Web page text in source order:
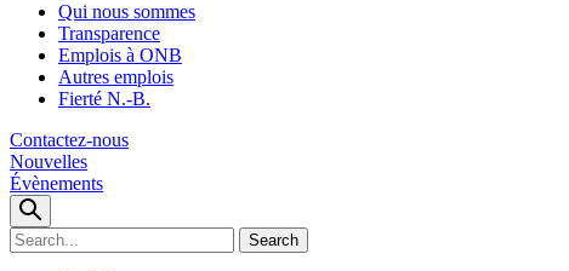
Qui nous sommes
Transparence
Emplois à ONB
Autres emplois
Fierté N.-B.
Contactez-nous
Nouvelles
Évènements